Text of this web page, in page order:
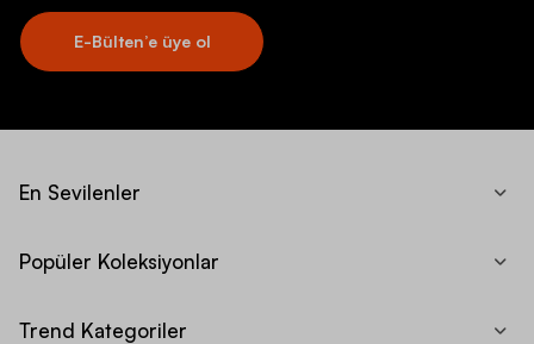
E-Bülten’e üye ol
En Sevilenler
Popüler Koleksiyonlar
Trend Kategoriler